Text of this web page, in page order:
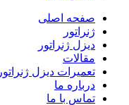
صفحه اصلی
ژنراتور
دیزل ژنراتور
مقالات
تعمیرات دیزل ژنراتور
درباره ما
تماس با ما